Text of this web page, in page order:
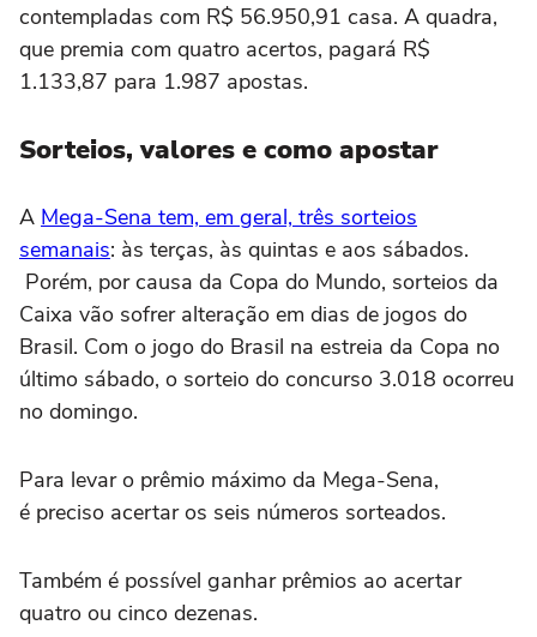
contempladas com R$ 56.950,91 casa. A quadra,
que premia com quatro acertos, pagará R$
1.133,87 para 1.987 apostas.
Sorteios, valores e como apostar
A Mega-Sena tem, em geral, três sorteios
semanais: às terças, às quintas e aos sábados.
Porém, por causa da Copa do Mundo, sorteios da
Caixa vão sofrer alteração em dias de jogos do
Brasil. Com o jogo do Brasil na estreia da Copa no
último sábado, o sorteio do concurso 3.018 ocorreu
no domingo.
Para levar o prêmio máximo da Mega-Sena,
é preciso acertar os seis números sorteados.
Também é possível ganhar prêmios ao acertar
quatro ou cinco dezenas.